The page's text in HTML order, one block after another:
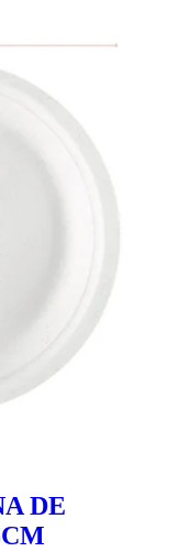
DE